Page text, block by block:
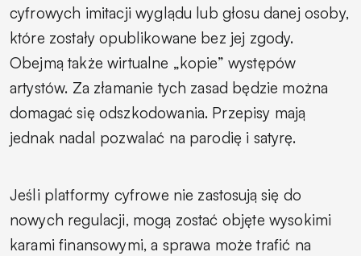
cyfrowych imitacji wyglądu lub głosu danej osoby,
które zostały opublikowane bez jej zgody.
Obejmą także wirtualne „kopie” występów
artystów. Za złamanie tych zasad będzie można
domagać się odszkodowania. Przepisy mają
jednak nadal pozwalać na parodię i satyrę.
Jeśli platformy cyfrowe nie zastosują się do
nowych regulacji, mogą zostać objęte wysokimi
karami finansowymi, a sprawa może trafić na